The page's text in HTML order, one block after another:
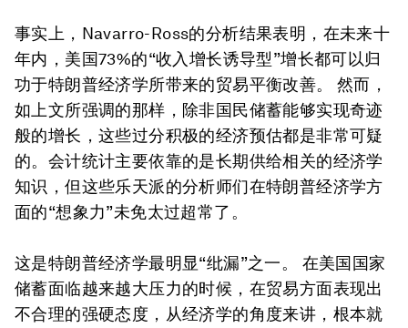
事实上，Navarro-Ross的分析结果表明，在未来十
年内，美国73%的“收入增长诱导型”增长都可以归
功于特朗普经济学所带来的贸易平衡改善。 然而，
如上文所强调的那样，除非国民储蓄能够实现奇迹
般的增长，这些过分积极的经济预估都是非常可疑
的。会计统计主要依靠的是长期供给相关的经济学
知识，但这些乐天派的分析师们在特朗普经济学方
面的“想象力”未免太过超常了。
这是特朗普经济学最明显“纰漏”之一。 在美国国家
储蓄面临越来越大压力的时候，在贸易方面表现出
不合理的强硬态度，从经济学的角度来讲，根本就